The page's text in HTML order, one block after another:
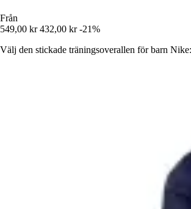
Från
549,00 kr 432,00 kr -21%
Välj den stickade träningsoverallen för barn